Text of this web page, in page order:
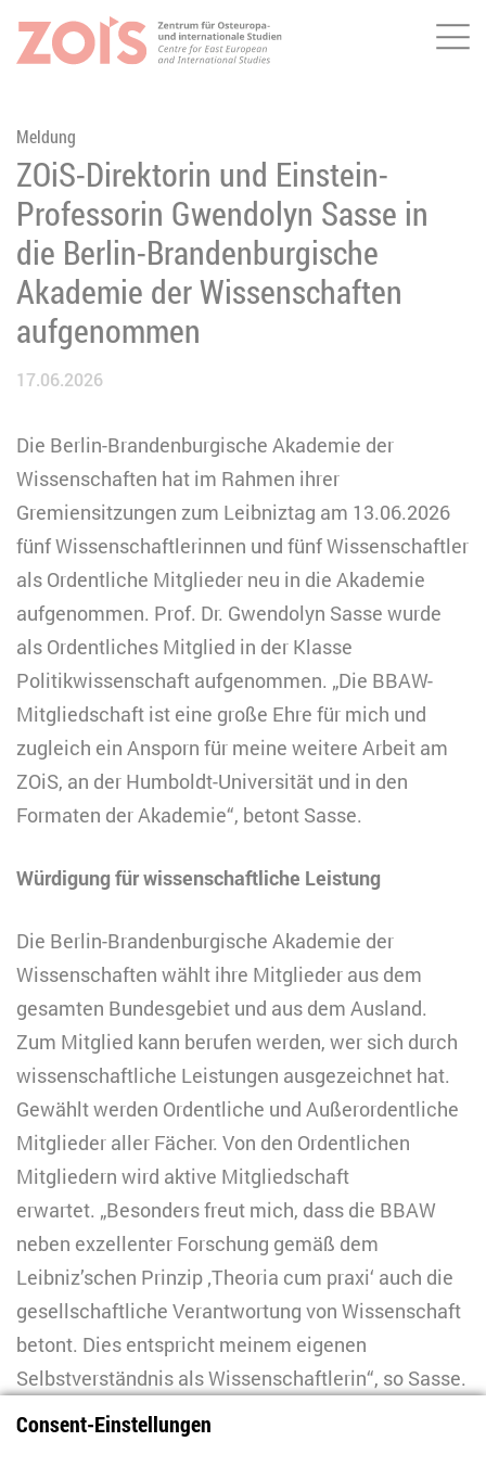
ZUM HAUPTINHALT SPRINGEN
ZUR SUCHE SPRINGEN
Meldung
ZOiS-Direktorin und Einstein-
Professorin Gwendolyn Sasse in
die Berlin-Brandenburgische
Akademie der Wissenschaften
aufgenommen
17.06.2026
Die Berlin-Brandenburgische Akademie der
Wissenschaften hat im Rahmen ihrer
Gremiensitzungen zum Leibniztag am 13.06.2026
fünf Wissenschaftlerinnen und fünf Wissenschaftler
als Ordentliche Mitglieder neu in die Akademie
aufgenommen. Prof. Dr. Gwendolyn Sasse wurde
als Ordentliches Mitglied in der Klasse
Politikwissenschaft aufgenommen. „Die BBAW-
Mitgliedschaft ist eine große Ehre für mich und
zugleich ein Ansporn für meine weitere Arbeit am
ZOiS, an der Humboldt-Universität und in den
Formaten der Akademie“, betont Sasse.
Würdigung für wissenschaftliche Leistung
Die Berlin-Brandenburgische Akademie der
Wissenschaften wählt ihre Mitglieder aus dem
gesamten Bundesgebiet und aus dem Ausland.
Zum Mitglied kann berufen werden, wer sich durch
wissenschaftliche Leistungen ausgezeichnet hat.
Gewählt werden Ordentliche und Außerordentliche
Mitglieder aller Fächer. Von den Ordentlichen
Mitgliedern wird aktive Mitgliedschaft
erwartet. „Besonders freut mich, dass die BBAW
neben exzellenter Forschung gemäß dem
Leibniz’schen Prinzip ‚Theoria cum praxi‘ auch die
gesellschaftliche Verantwortung von Wissenschaft
betont. Dies entspricht meinem eigenen
Selbstverständnis als Wissenschaftlerin“, so Sasse.
Wissenschaft als öffentliche Aufgabe
Consent-Einstellungen